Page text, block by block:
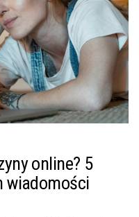
online? 5
wiadomości